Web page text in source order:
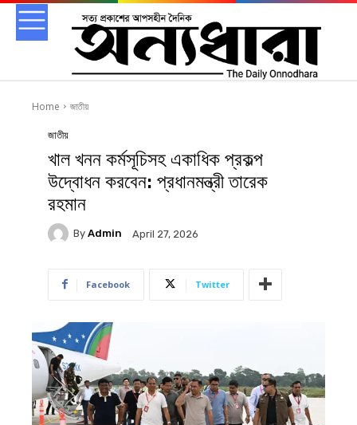
Home জাতীয়
জাতীয়
খাল খনন কর্মসূচিসহ একাধিক প্রকল্প
উদ্বোধন করবেন: প্রধানমন্ত্রী তারেক
রহমান
By Admin April 27, 2026
Facebook Twitter